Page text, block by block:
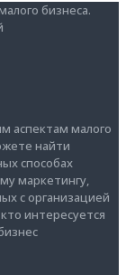
бизнеса.
аспектам малого
найти
способах
маркетингу,
с организацией
интересуется